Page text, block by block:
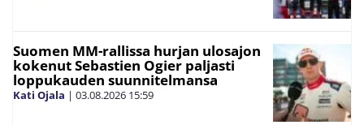
Suomen MM-rallissa hurjan ulosajon
kokenut Sebastien Ogier paljasti
loppukauden suunnitelmansa
Kati Ojala | 03.08.2026 15:59